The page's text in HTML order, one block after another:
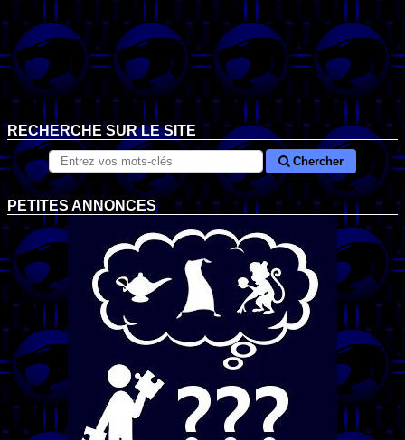
RECHERCHE SUR LE SITE
Chercher
PETITES ANNONCES